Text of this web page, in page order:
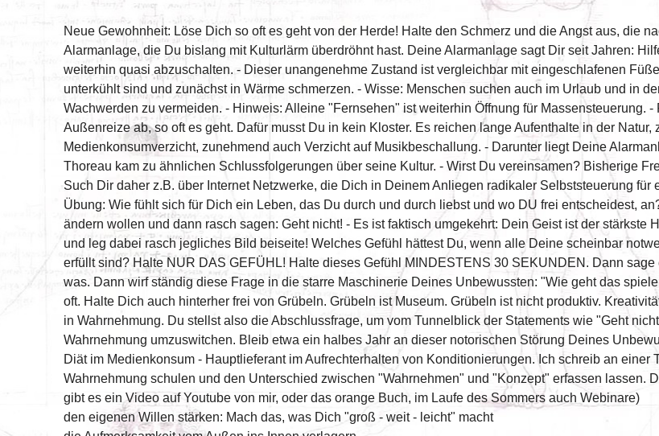
Neue Gewohnheit: Löse Dich so oft es geht von der Herde! Halte den Schmerz und die Angst aus, die
Alarmanlage, die Du bislang mit Kulturlärm überdröhnt hast. Deine Alarmanlage sagt Dir seit Jahren:
weiterhin quasi abzuschalten. - Dieser unangenehme Zustand ist vergleichbar mit eingeschlafenen
unterkühlt sind und zunächst in Wärme schmerzen. - Wisse: Menschen suchen auch im Urlaub und in
Wachwerden zu vermeiden. - Hinweis: Alleine "Fernsehen" ist weiterhin Öffnung für
Außenreize ab, so oft es geht. Dafür musst Du in kein Kloster. Es reichen lange Aufenthalte in der
Medienkonsumverzicht, zunehmend auch Verzicht auf Musikbeschallung. - Darunter liegt Deine
Thoreau kam zu ähnlichen Schlussfolgerungen über seine Kultur. - Wirst Du vereinsamen? Bisherige
Such Dir daher z.B. über Internet Netzwerke, die Dich in Deinem Anliegen radikaler Selbststeuerung für
Übung: Wie fühlt sich für Dich ein Leben, das Du durch und durch liebst und wo DU frei entscheidest,
ändern wollen und dann rasch sagen: Geht nicht! - Es ist faktisch umgekehrt: Dein Geist ist der stärkste
und leg dabei rasch jegliches Bild beiseite! Welches Gefühl hättest Du, wenn alle Deine scheinbar
erfüllt sind? Halte NUR DAS GEFÜHL! Halte dieses Gefühl MINDESTENS 30 SEKUNDEN. Dann
was. Dann wirf ständig diese Frage in die starre Maschinerie Deines Unbewussten: "Wie geht das
oft. Halte Dich auch hinterher frei von Grübeln. Grübeln ist Museum. Grübeln ist nicht produktiv.
in Wahrnehmung. Du stellst also die Abschlussfrage, um vom Tunnelblick der Statements wie "Geht
Wahrnehmung umzuswitchen. Bleib etwa ein halbes Jahr an dieser notorischen Störung Deines
Diät im Medienkonsum - Hauptlieferant im Aufrechterhalten von Konditionierungen. Ich schreib an einer
Wahrnehmung schulen und den Unterschied zwischen "Wahrnehmen" und "Konzept" erfassen lassen.
gibt es ein Video auf Youtube von mir, oder das orange Buch, im Laufe des Sommers auch Webinare)
den eigenen Willen stärken: Mach das, was Dich "groß - weit - leicht" macht